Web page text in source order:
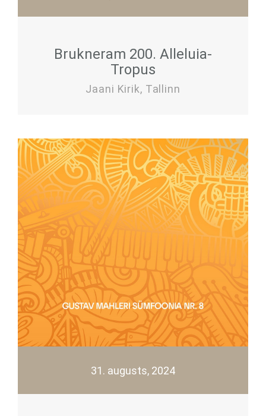
Brukneram 200. Alleluia-
Tropus
Jaani Kirik, Tallinn
31. augusts, 2024